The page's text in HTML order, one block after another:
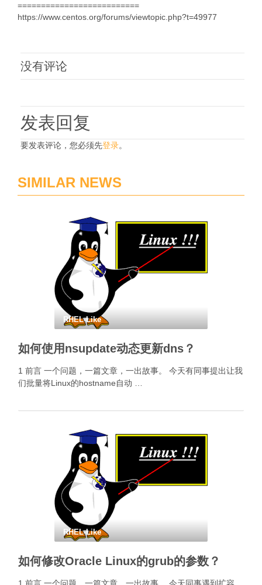
==========================
https://www.centos.org/forums/viewtopic.php?t=49977
没有评论
发表回复
要发表评论，您必须先登录。
SIMILAR NEWS
RHEL-Like
如何使用nsupdate动态更新dns？
1 前言 一个问题，一篇文章，一出故事。 今天有同事提出让我
们批量将Linux的hostname自动 …
RHEL-Like
如何修改Oracle Linux的grub的参数？